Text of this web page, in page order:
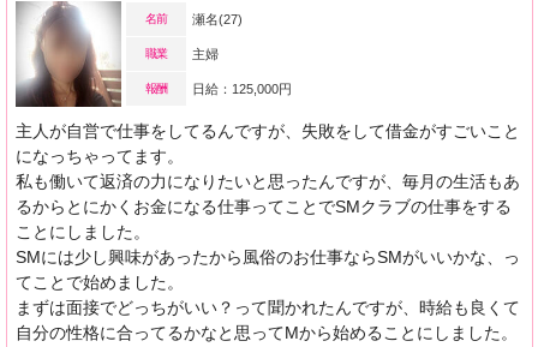
名前 瀬名(27)
職業 主婦
報酬 日給：125,000円
主人が自営で仕事をしてるんですが、失敗をして借金がすごいこと
になっちゃってます。
私も働いて返済の力になりたいと思ったんですが、毎月の生活もあ
るからとにかくお金になる仕事ってことでSMクラブの仕事をする
ことにしました。
SMには少し興味があったから風俗のお仕事ならSMがいいかな、っ
てことで始めました。
まずは面接でどっちがいい？って聞かれたんですが、時給も良くて
自分の性格に合ってるかなと思ってMから始めることにしました。